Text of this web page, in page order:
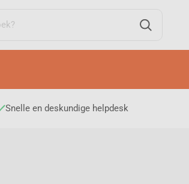
Snelle en deskundige helpdesk